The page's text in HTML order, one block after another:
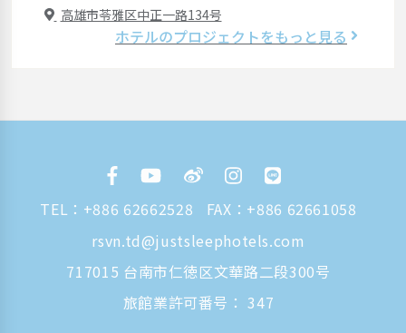
高雄市苓雅区中正一路134号
ホテルのプロジェクトをもっと見る
TEL： +886 62662528
FAX：+886 62661058
rsvn.td@justsleephotels.com
717015 台南市仁徳区文華路二段300号
旅館業許可番号： 347